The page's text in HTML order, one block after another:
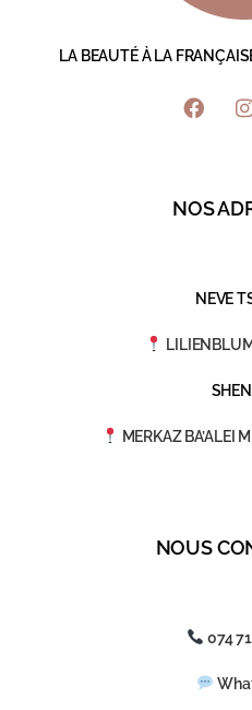
LA BEAUTÉ À LA
NOS
NEVE
MERKAZ BA’ALEI
NOUS
074